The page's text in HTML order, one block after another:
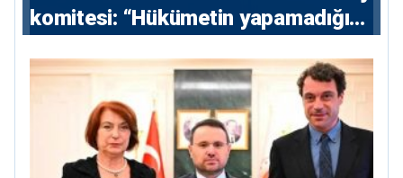
komitesi: “Hükümetin yapamadığını